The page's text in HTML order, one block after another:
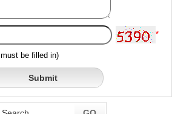
*
must be filled in)